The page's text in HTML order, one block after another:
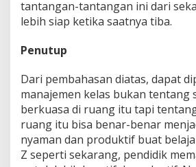
tantangan-tantangan ini dari
lebih siap ketika saatnya tiba.
Penutup
Dari pembahasan diatas, dapat
manajemen kelas bukan tentang
berkuasa di ruang itu tapi
ruang itu bisa benar-benar
nyaman dan produktif buat
Z seperti sekarang, pendidik